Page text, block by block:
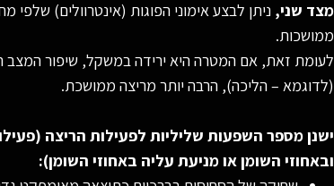
מצד שני, ניתן לבצע אימוני הפוגות (אינטרוולים)
ממושכות.
לעומת זאת, אם המטרה היא ירידה במשקל, שיפור המצב
(לדוגמא – הליכה), הרבה יותר מריצה ממושכת.
ישנן מספר השפעות שליליות לפעילות הריצה
ובאחוזי השומן או מניעת עליה באחוזי השומן):